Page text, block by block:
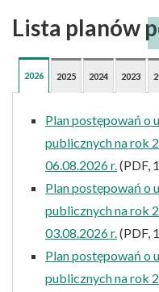
Lista planów
2026 2025 2024 2023
Plan postępowań o
publicznych na rok
06.08.2026 r.(PDF,
Plan postępowań o
publicznych na rok
03.08.2026 r.(PDF,
Plan postępowań o
publicznych na rok